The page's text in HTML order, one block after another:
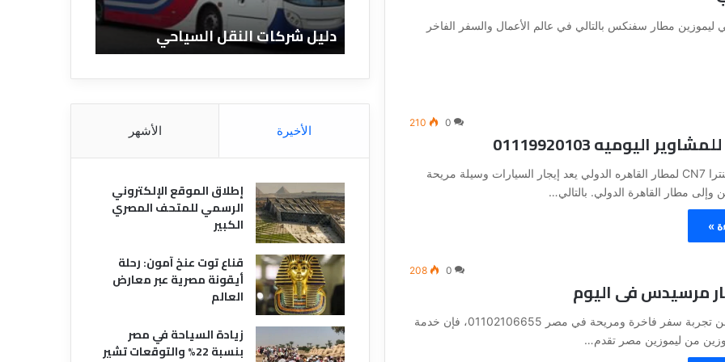
مطار سفنكس بالتالي في عالم الأعمال والسفر الفاخر
0
210
اليوميه 01119920103
ايجار ليموزين النترا CN7 لمطار القاهره الدولي يعد إيجار السيارات وسيلة مريحة
وإلى مطار القاهرة الدولي. بالتالي…
»
0
208
مرسيدس فى اليوم
إذا كنت تبحث عن تجربة سفر فاخرة ومريحة في مصر 01102106655، فإن خدمة
من ليموزين مصر تقدم…
كوم – عروض
ت
ي
عروض شركات النقل السياحي
ا
ت
ل
ل
س
ح
ي
دليل شركات النقل السياحي
م
ي
الأخيرة الأشهر
إطلاق الموقع الإلكتروني
الرسمي للمتحف المصري
الكبير
قناع توت عنخ آمون: رحلة
أيقونة مصرية عبر معارض
العالم
زيادة السياحة في مصر
بنسبة 22% والتوقعات تشير